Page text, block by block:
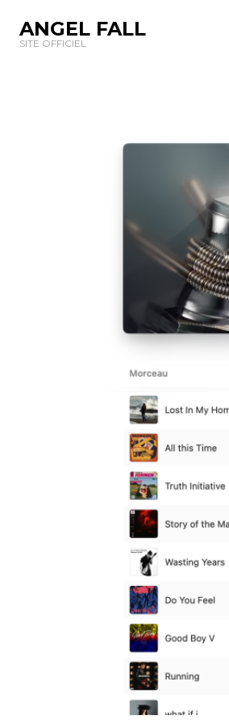
ANGEL FALL
SITE OFFICIEL